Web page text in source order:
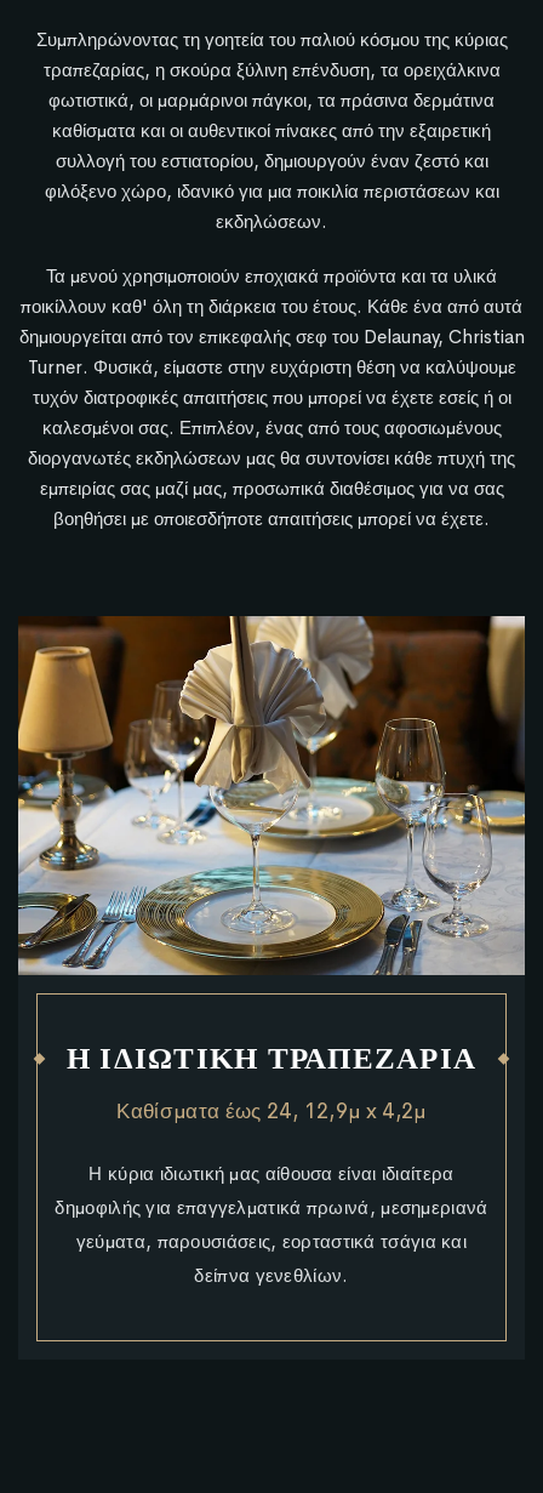
Συμπληρώνοντας τη γοητεία του παλιού κόσμου της κύριας
τραπεζαρίας, η σκούρα ξύλινη επένδυση, τα ορειχάλκινα
φωτιστικά, οι μαρμάρινοι πάγκοι, τα πράσινα δερμάτινα
καθίσματα και οι αυθεντικοί πίνακες από την εξαιρετική
συλλογή του εστιατορίου, δημιουργούν έναν ζεστό και
φιλόξενο χώρο, ιδανικό για μια ποικιλία περιστάσεων και
εκδηλώσεων.
Τα μενού χρησιμοποιούν εποχιακά προϊόντα και τα υλικά
ποικίλλουν καθ' όλη τη διάρκεια του έτους. Κάθε ένα από αυτά
δημιουργείται από τον επικεφαλής σεφ του Delaunay, Christian
Turner. Φυσικά, είμαστε στην ευχάριστη θέση να καλύψουμε
τυχόν διατροφικές απαιτήσεις που μπορεί να έχετε εσείς ή οι
καλεσμένοι σας. Επιπλέον, ένας από τους αφοσιωμένους
διοργανωτές εκδηλώσεων μας θα συντονίσει κάθε πτυχή της
εμπειρίας σας μαζί μας, προσωπικά διαθέσιμος για να σας
βοηθήσει με οποιεσδήποτε απαιτήσεις μπορεί να έχετε.
Η ΙΔΙΩΤΙΚΉ ΤΡΑΠΕΖΑΡΊΑ
Καθίσματα έως 24, 12,9μ x 4,2μ
Η κύρια ιδιωτική μας αίθουσα είναι ιδιαίτερα
δημοφιλής για επαγγελματικά πρωινά, μεσημεριανά
γεύματα, παρουσιάσεις, εορταστικά τσάγια και
δείπνα γενεθλίων.